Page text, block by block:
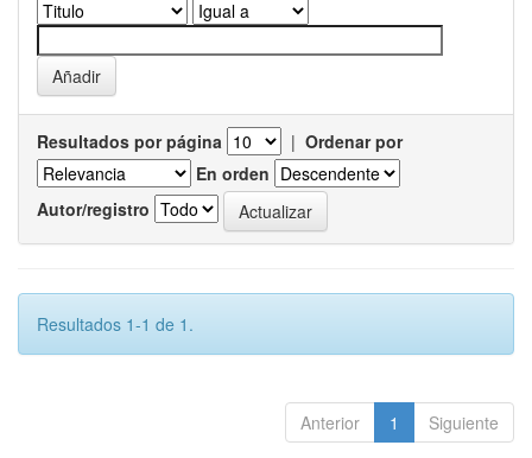
Resultados por página | Ordenar por
En orden
Autor/registro
Resultados 1-1 de 1.
Anterior 1 Siguiente